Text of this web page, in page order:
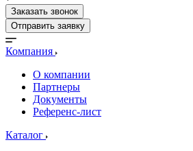
Заказать звонок
Отправить заявку
Компания
О компании
Партнеры
Документы
Референс-лист
Каталог